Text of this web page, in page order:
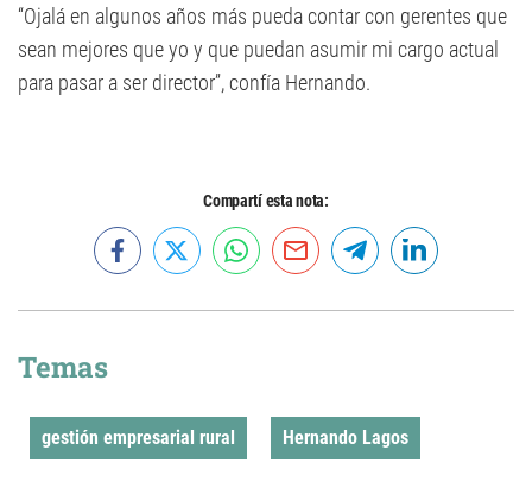
“Ojalá en algunos años más pueda contar con gerentes que
sean mejores que yo y que puedan asumir mi cargo actual
para pasar a ser director”, confía Hernando.
Compartí esta nota:
Temas
gestión empresarial rural Hernando Lagos